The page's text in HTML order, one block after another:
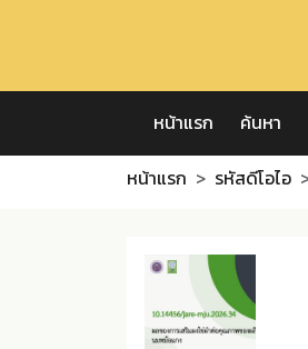
หน้าแรก ค้นหา
หน้าแรก รหัสดีโอไอ